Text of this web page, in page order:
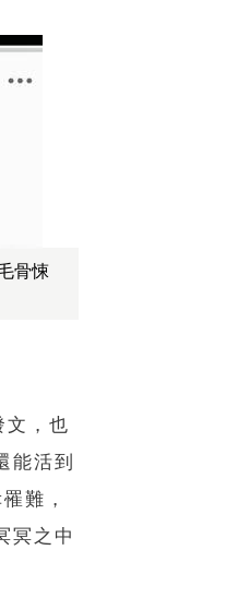
骨悚
文，也
能活到
難，
冥之中